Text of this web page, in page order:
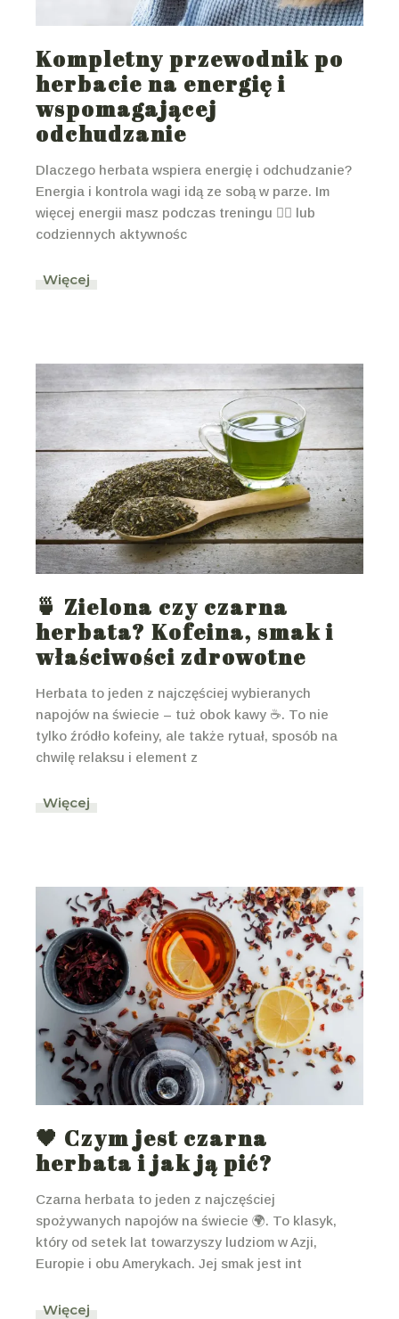
Kompletny przewodnik po
herbacie na energię i
wspomagającej
odchudzanie
Dlaczego herbata wspiera energię i odchudzanie?
Energia i kontrola wagi idą ze sobą w parze. Im
więcej energii masz podczas treningu 🏋️‍♀️ lub
codziennych aktywnośc
Więcej
🍵 Zielona czy czarna
herbata? Kofeina, smak i
właściwości zdrowotne
Herbata to jeden z najczęściej wybieranych
napojów na świecie – tuż obok kawy ☕. To nie
tylko źródło kofeiny, ale także rytuał, sposób na
chwilę relaksu i element z
Więcej
🖤 Czym jest czarna
herbata i jak ją pić?
Czarna herbata to jeden z najczęściej
spożywanych napojów na świecie 🌍. To klasyk,
który od setek lat towarzyszy ludziom w Azji,
Europie i obu Amerykach. Jej smak jest int
Więcej